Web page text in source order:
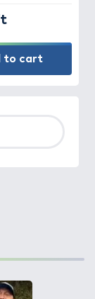
to cart